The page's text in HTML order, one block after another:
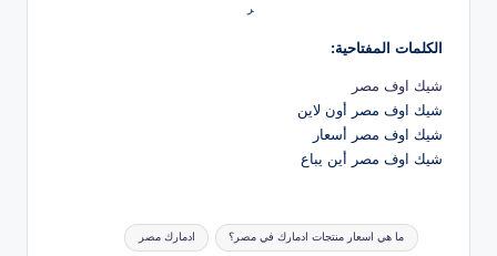
ر
الكلمات المفتاحية:
شيك اوف مصر
شيك اوف مصر أون لاين
شيك اوف مصر أسعار
شيك اوف مصر أين يباع
العلامات:
ادمارك مصر ما هي اسعار منتجات ادمارك في مصر؟